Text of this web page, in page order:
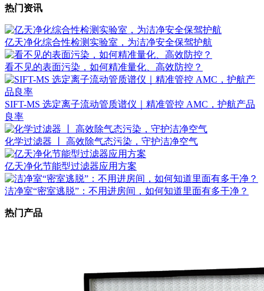
热门资讯
亿天净化综合性检测实验室，为洁净安全保驾护航
看不见的表面污染，如何精准量化、高效防控？
SIFT-MS 选定离子流动管质谱仪｜精准管控 AMC，护航产品
良率
化学过滤器 丨 高效除气态污染，守护洁净空气
亿天净化节能型过滤器应用方案
洁净室“密室逃脱”：不用进房间，如何知道里面有多干净？
热门产品